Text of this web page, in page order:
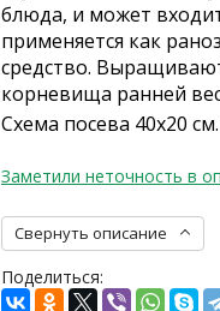
блюда, и может
применяется как
средство.
корневища ранней
Схема посева 40х20
Заметили неточность в
Свернуть описание
Поделиться: